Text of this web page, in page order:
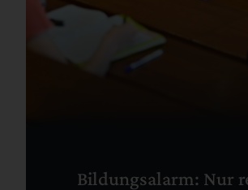
Bildungsalarm: Nur